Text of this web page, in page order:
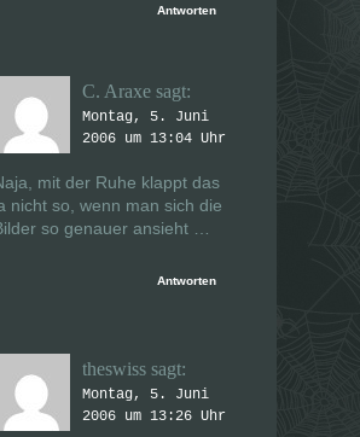
Antworten
C. Araxe sagt:
Montag, 5. Juni
2006 um 13:04 Uhr
mit der Ruhe klappt das
nicht so, wenn man sich die
so genauer ansieht …
Antworten
theswiss sagt:
Montag, 5. Juni
2006 um 13:26 Uhr